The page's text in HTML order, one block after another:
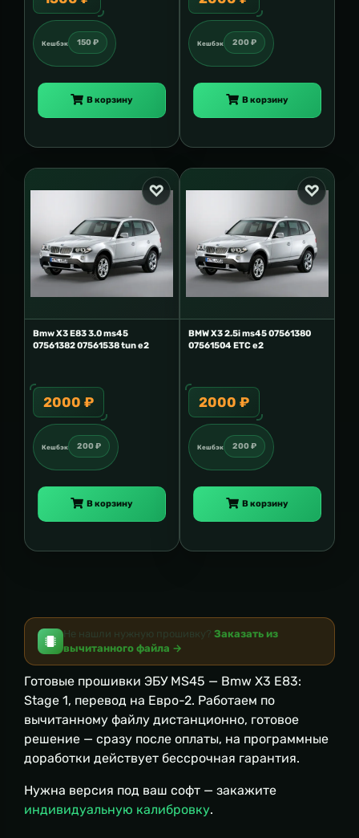
Кешбэк 150 ₽
В корзину
Кешбэк 200 ₽
В корзину
Bmw X3 E83 3.0 ms45
07561382 07561538 tun e2
2000 ₽
Кешбэк 200 ₽
В корзину
BMW X3 2.5i ms45 07561380
07561504 ETC e2
2000 ₽
Кешбэк 200 ₽
В корзину
Не нашли нужную прошивку? Заказать из
вычитанного файла →
Готовые прошивки ЭБУ MS45 — Bmw X3 E83:
Stage 1, перевод на Евро-2. Работаем по
вычитанному файлу дистанционно, готовое
решение — сразу после оплаты, на программные
доработки действует бессрочная гарантия.
Нужна версия под ваш софт — закажите
индивидуальную калибровку.